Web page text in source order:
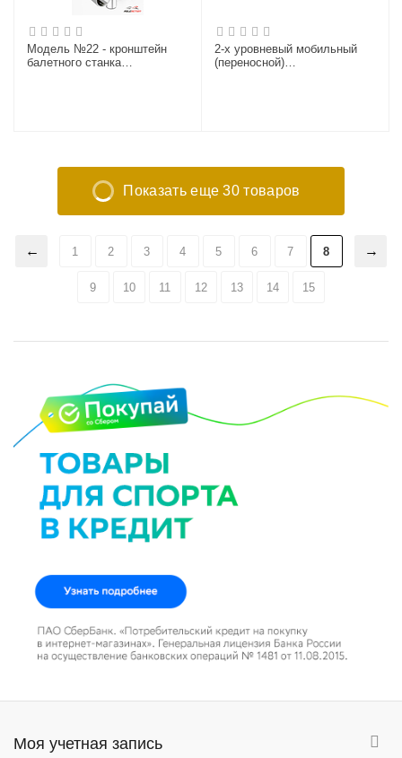
Модель №22 - кронштейн
балетного станка
2-х уровневый мобильный
(переносной)
Показать еще 30 товаров
1 2 3 4 5 6 7 8
9 10 11 12 13 14 15
Моя учетная запись